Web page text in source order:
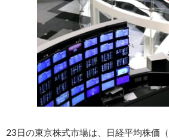
23日の東京株式市場は、日経平均株価